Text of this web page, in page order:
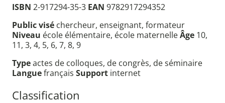
ISBN 2-917294-35-3 EAN 9782917294352
Public visé chercheur, enseignant, formateur
Niveau école élémentaire, école maternelleÂge 10,
11, 3, 4, 5, 6, 7, 8, 9
Typeactes de colloques, de congrès, de séminaire
Languefrançais Support internet
Classification